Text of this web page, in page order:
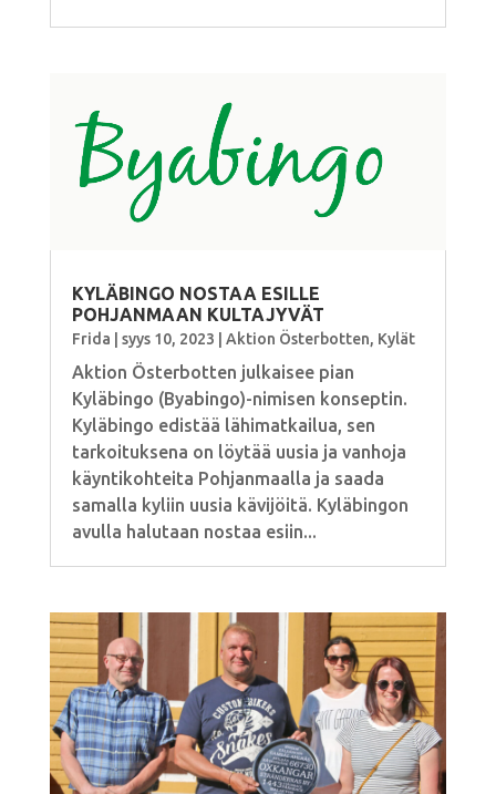
KYLÄBINGO NOSTAA ESILLE
POHJANMAAN KULTAJYVÄT
Frida syys 10, 2023 Aktion Österbotten, Kylät
Aktion Österbotten julkaisee pian
Kyläbingo (Byabingo)-nimisen konseptin.
Kyläbingo edistää lähimatkailua, sen
tarkoituksena on löytää uusia ja vanhoja
käyntikohteita Pohjanmaalla ja saada
samalla kyliin uusia kävijöitä. Kyläbingon
avulla halutaan nostaa esiin...